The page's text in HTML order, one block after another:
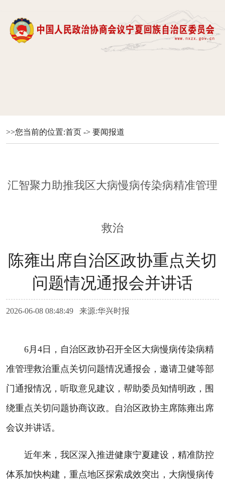
>>您当前的位置:首页 -> 要闻报道
汇智聚力助推我区大病慢病传染病精准管理
救治
陈雍出席自治区政协重点关切
问题情况通报会并讲话
2026-06-08 08:48:49 来源:华兴时报
6月4日，自治区政协召开全区大病慢病传染病精
准管理救治重点关切问题情况通报会，邀请卫健等部
门通报情况，听取意见建议，帮助委员知情明政，围
绕重点关切问题协商议政。自治区政协主席陈雍出席
会议并讲话。
近年来，我区深入推进健康宁夏建设，精准防控
体系加快构建，重点地区探索成效突出，大病慢病传